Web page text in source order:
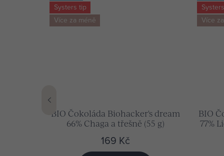
Systers tip
Více za méně
BIO Čokoláda Biohacker's dream
66% Chaga a třešně (55 g)
169 Kč
Více
BIO
77%